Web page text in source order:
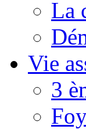
La
Vie
3